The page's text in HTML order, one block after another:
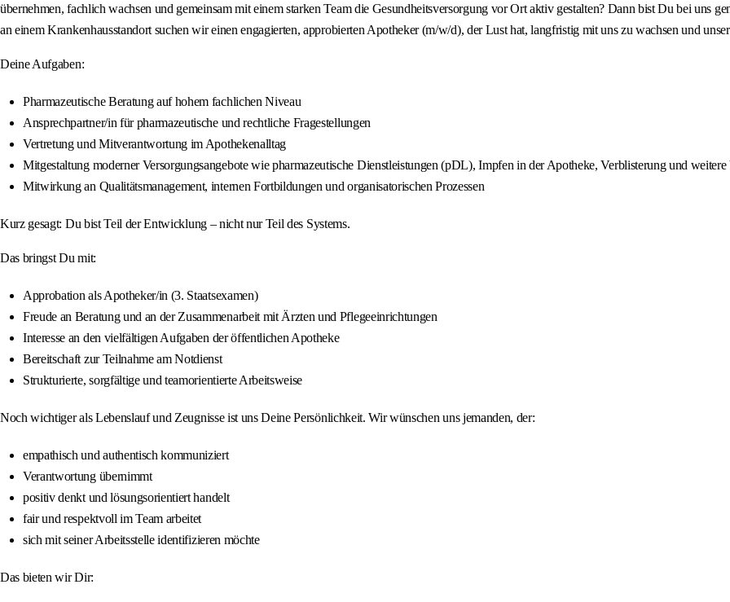
übernehmen, fachlich wachsen und gemeinsam mit einem starken Team die Gesundheitsversorgung vor Ort aktiv gestalten? Dann bist Du bei uns
an einem Krankenhausstandort suchen wir einen engagierten, approbierten Apotheker (m/w/d), der Lust hat, langfristig mit uns zu wachsen und
Deine Aufgaben:
Pharmazeutische Beratung auf hohem fachlichen Niveau
Ansprechpartner/in für pharmazeutische und rechtliche Fragestellungen
Vertretung und Mitverantwortung im Apothekenalltag
Mitgestaltung moderner Versorgungsangebote wie pharmazeutische Dienstleistungen (pDL), Impfen in der Apotheke, Verblisterung und weitere
Mitwirkung an Qualitätsmanagement, internen Fortbildungen und organisatorischen Prozessen
Kurz gesagt: Du bist Teil der Entwicklung – nicht nur Teil des Systems.
Das bringst Du mit:
Approbation als Apotheker/in (3. Staatsexamen)
Freude an Beratung und an der Zusammenarbeit mit Ärzten und Pflegeeinrichtungen
Interesse an den vielfältigen Aufgaben der öffentlichen Apotheke
Bereitschaft zur Teilnahme am Notdienst
Strukturierte, sorgfältige und teamorientierte Arbeitsweise
Noch wichtiger als Lebenslauf und Zeugnisse ist uns Deine Persönlichkeit. Wir wünschen uns jemanden, der:
empathisch und authentisch kommuniziert
Verantwortung übernimmt
positiv denkt und lösungsorientiert handelt
fair und respektvoll im Team arbeitet
sich mit seiner Arbeitsstelle identifizieren möchte
Das bieten wir Dir: